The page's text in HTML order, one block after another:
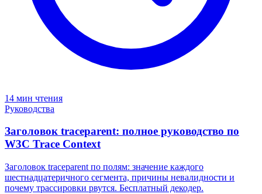
14 мин чтения
Руководства
Заголовок traceparent: полное руководство по
W3C Trace Context
Заголовок traceparent по полям: значение каждого
шестнадцатеричного сегмента, причины невалидности и
почему трассировки рвутся. Бесплатный декодер.